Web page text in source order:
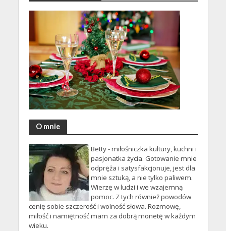
O mnie
Betty - miłośniczka kultury, kuchni i
pasjonatka życia. Gotowanie mnie
odpręża i satysfakcjonuje, jest dla
mnie sztuką, a nie tylko paliwem.
Wierzę w ludzi i we wzajemną
pomoc. Z tych również powodów
cenię sobie szczerość i wolność słowa. Rozmowę,
miłość i namiętność mam za dobrą monetę w każdym
wieku.